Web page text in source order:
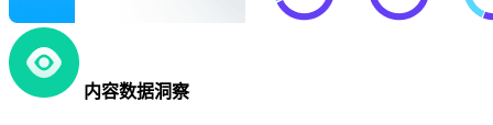
内容数据洞察